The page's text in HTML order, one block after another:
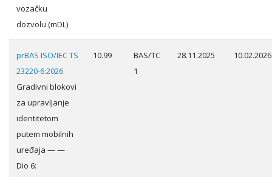
vozačku
dozvolu (mDL)
prBAS ISO/IEC TS
23220-6:2026
Gradivni blokovi
za upravljanje
identitetom
putem mobilnih
uređaja — —
Dio 6:
10.99
BAS/TC
1
28.11.2025 10.02.2026